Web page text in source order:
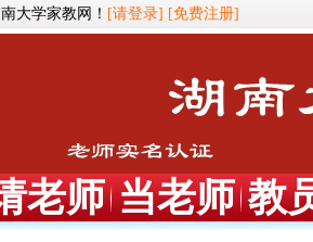
大学家教网！ [请登录] [免费注册]
老师 当老师 教